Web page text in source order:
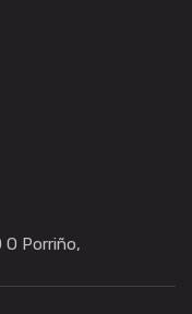
O Porriño,